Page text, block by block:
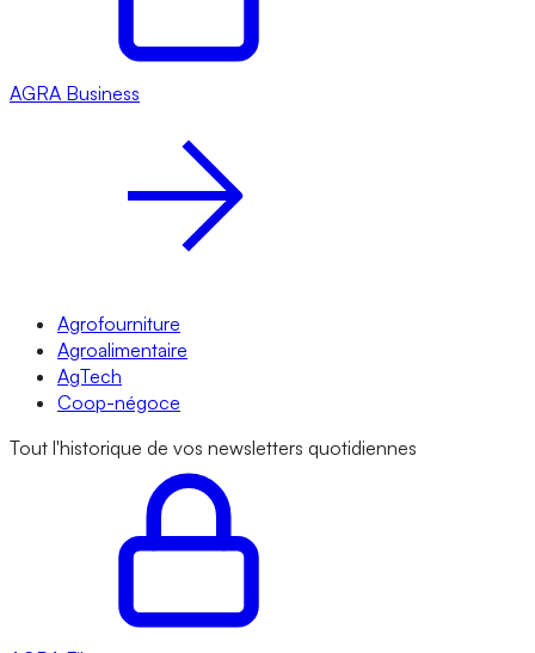
AGRA Business
Agrofourniture
Agroalimentaire
AgTech
Coop-négoce
Tout l'historique de vos newsletters quotidiennes